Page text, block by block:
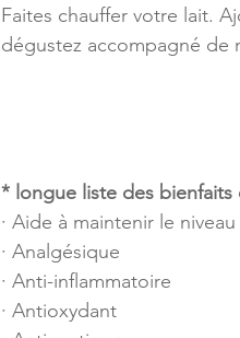
Faites chauffer votre lait.
dégustez accompagné de
* longue liste des bienfaits
· Aide à maintenir le
· Analgésique
· Anti-inflammatoire
· Antioxydant